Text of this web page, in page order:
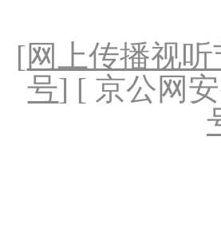
[网上传播视
号] [ 京公网